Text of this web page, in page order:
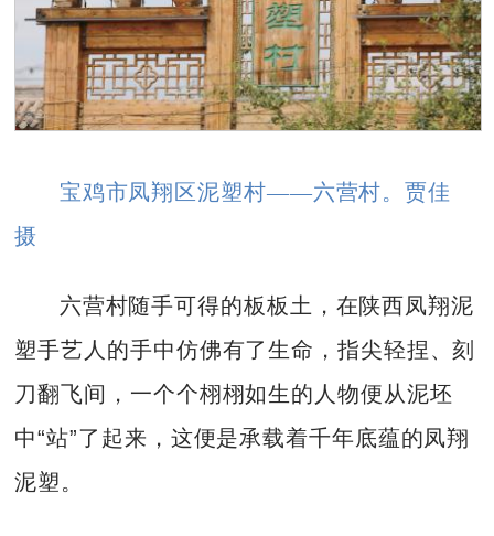
宝鸡市凤翔区泥塑村——六营村。贾佳
摄
六营村随手可得的板板土，在陕西凤翔泥
塑手艺人的手中仿佛有了生命，指尖轻捏、刻
刀翻飞间，一个个栩栩如生的人物便从泥坯
中“站”了起来，这便是承载着千年底蕴的凤翔
泥塑。